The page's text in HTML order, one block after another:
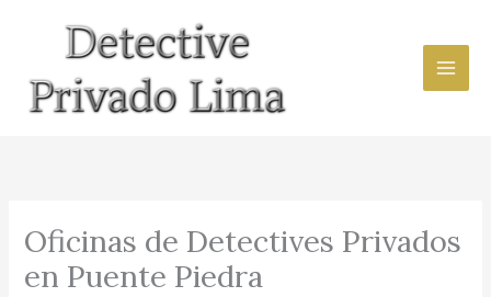
contenido
Oficinas de Detectives Privados
en Puente Piedra